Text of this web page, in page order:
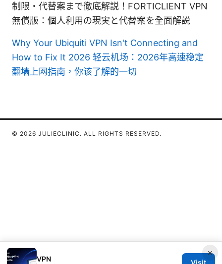
制限・代替案まで徹底解説！FORTICLIENT VPN
無償版：個人利用の現実と代替案を全面解説
Why Your Ubiquiti VPN Isn't Connecting and
How to Fix It 2026 轻云机场：2026年高速稳定
翻墙上网指南，你该了解的一切
×
VPN Visit
© 2026 JULIECLINIC. ALL RIGHTS RESERVED.